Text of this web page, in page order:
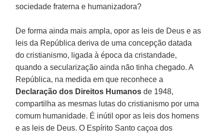
sociedade fraterna e humanizadora?
De forma ainda mais ampla, opor as leis de Deus e as
leis da República deriva de uma concepção datada
do cristianismo, ligada à época da cristandade,
quando a secularização ainda não tinha chegado. A
República, na medida em que reconhece a
Declaração dos Direitos Humanos de 1948,
compartilha as mesmas lutas do cristianismo por uma
comum humanidade. É inútil opor as leis dos homens
e as leis de Deus. O Espírito Santo caçoa dos